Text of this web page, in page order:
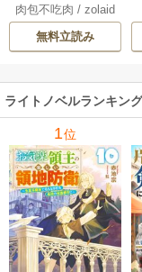
尊 5-6巻
肉包不吃肉 /zolaid
a/石原理夏
無料立読み
ライトノベルランキング
1位